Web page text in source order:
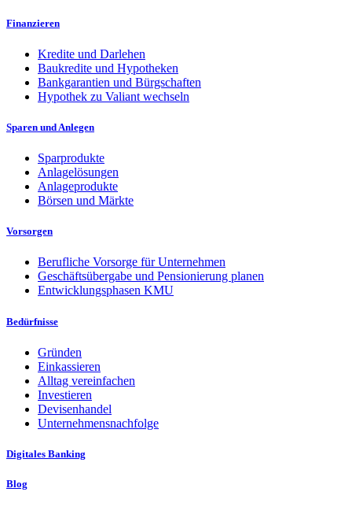
Finanzieren
Kredite und Darlehen
Baukredite und Hypotheken
Bankgarantien und Bürgschaften
Hypothek zu Valiant wechseln
Sparen und Anlegen
Sparprodukte
Anlagelösungen
Anlageprodukte
Börsen und Märkte
Vorsorgen
Berufliche Vorsorge für Unternehmen
Geschäftsübergabe und Pensionierung planen
Entwicklungsphasen KMU
Bedürfnisse
Gründen
Einkassieren
Alltag vereinfachen
Investieren
Devisenhandel
Unternehmensnachfolge
Digitales Banking
Blog